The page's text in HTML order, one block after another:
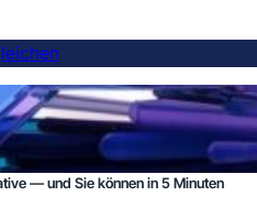
— und Sie können in 5 Minuten